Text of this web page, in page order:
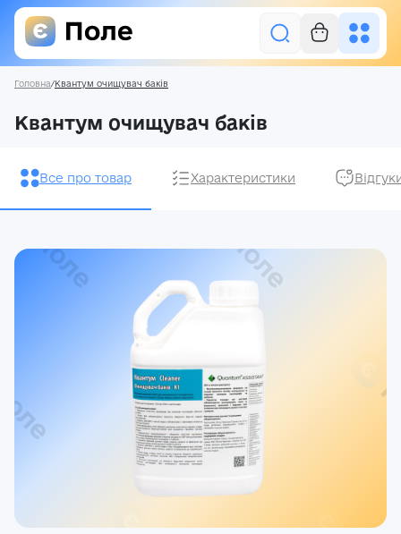
Насіння
Акції
Реєстрація
(096) 556 55 56
Головна/Квантум очищувач баків
Квантум очищувач баків
Все про товар Характеристики